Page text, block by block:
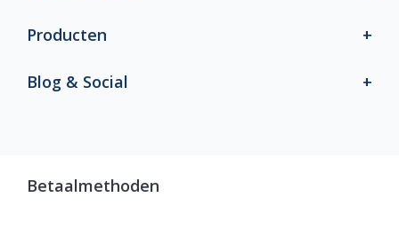
Producten
Blog & Social
Betaalmethoden